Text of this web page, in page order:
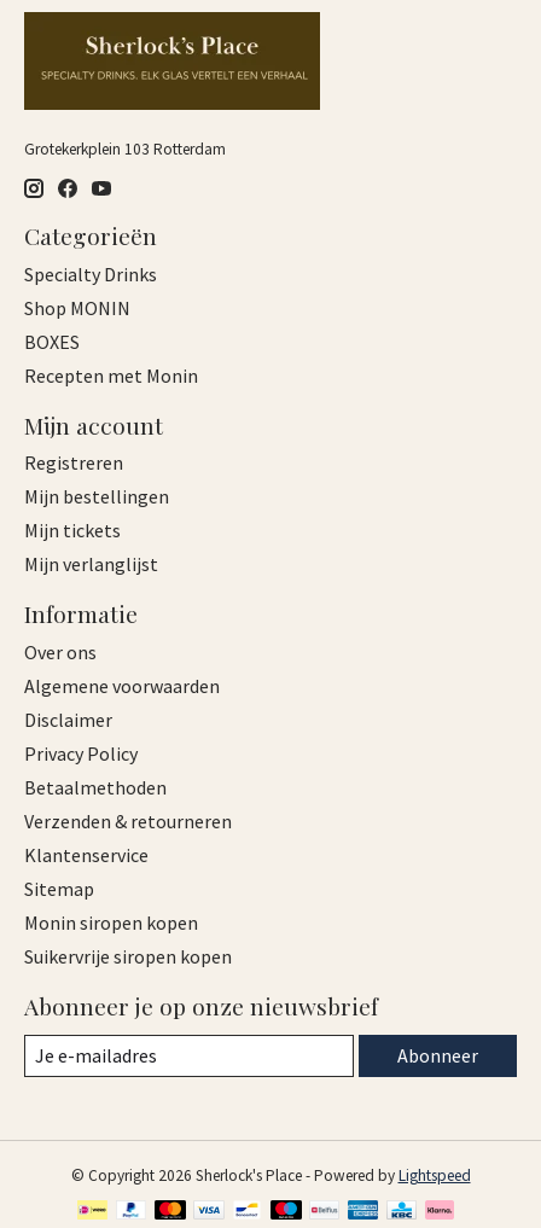
Grotekerkplein 103 Rotterdam
Categorieën
Specialty Drinks
Shop MONIN
BOXES
Recepten met Monin
Mijn account
Registreren
Mijn bestellingen
Mijn tickets
Mijn verlanglijst
Informatie
Over ons
Algemene voorwaarden
Disclaimer
Privacy Policy
Betaalmethoden
Verzenden & retourneren
Klantenservice
Sitemap
Monin siropen kopen
Suikervrije siropen kopen
Abonneer je op onze nieuwsbrief
Abonneer
© Copyright 2026 Sherlock's Place - Powered byLightspeed